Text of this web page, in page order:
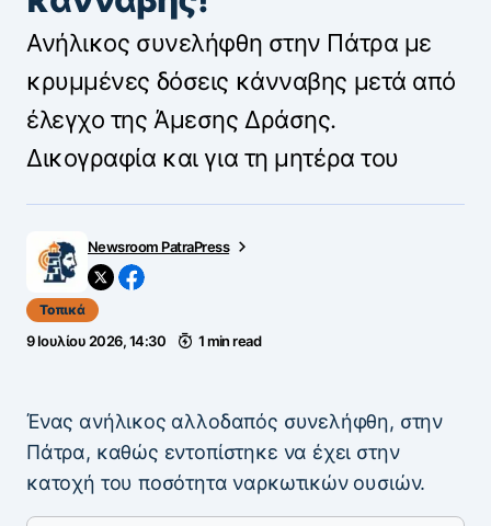
Ανήλικος συνελήφθη στην Πάτρα με
κρυμμένες δόσεις κάνναβης μετά από
έλεγχο της Άμεσης Δράσης.
Δικογραφία και για τη μητέρα του
Newsroom PatraPress
Τοπικά
9 Ιουλίου 2026, 14:30 1 min read
Ένας ανήλικος αλλοδαπός συνελήφθη, στην
Πάτρα, καθώς εντοπίστηκε να έχει στην
κατοχή του ποσότητα ναρκωτικών ουσιών.